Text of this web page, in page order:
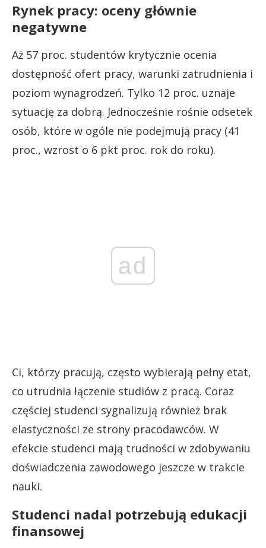
Rynek pracy: oceny głównie
negatywne
Aż 57 proc. studentów krytycznie ocenia
dostępność ofert pracy, warunki zatrudnienia i
poziom wynagrodzeń. Tylko 12 proc. uznaje
sytuację za dobrą. Jednocześnie rośnie odsetek
osób, które w ogóle nie podejmują pracy (41
proc., wzrost o 6 pkt proc. rok do roku).
ad
Ci, którzy pracują, często wybierają pełny etat,
co utrudnia łączenie studiów z pracą. Coraz
częściej studenci sygnalizują również brak
elastyczności ze strony pracodawców. W
efekcie studenci mają trudności w zdobywaniu
doświadczenia zawodowego jeszcze w trakcie
nauki.
Studenci nadal potrzebują edukacji
finansowej